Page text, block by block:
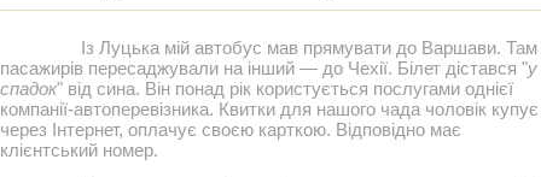
Із Луцька мій автобус мав прямувати до Варшави. Там
пасажирів пересаджували на інший — до Чехії. Білет дістався "у
спадок" від сина. Він понад рік користується послугами однієї
компанії-автоперевізника. Квитки для нашого чада чоловік купує
через Інтернет, оплачує своєю карткою. Відповідно має
клієнтський номер.